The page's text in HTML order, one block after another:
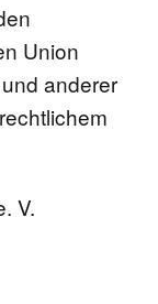
Union
anderer
V.